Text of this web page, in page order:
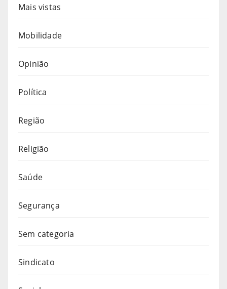
Mais vistas
Mobilidade
Opinião
Política
Região
Religião
Saúde
Segurança
Sem categoria
Sindicato